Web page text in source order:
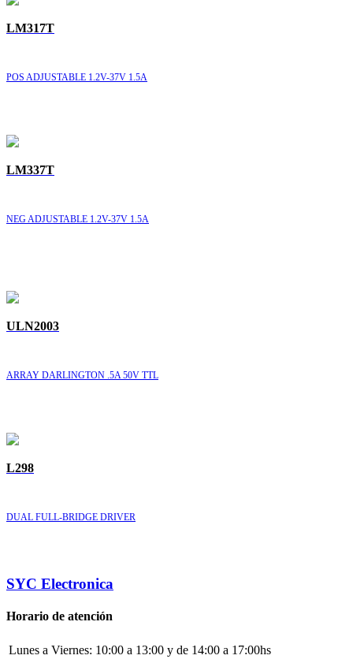
LM317T
POS ADJUSTABLE 1.2V-37V 1.5A
LM337T
NEG ADJUSTABLE 1.2V-37V 1.5A
ULN2003
ARRAY DARLINGTON .5A 50V TTL
L298
DUAL FULL-BRIDGE DRIVER
SYC Electronica
Horario de atención
Lunes a Viernes: 10:00 a 13:00 y de 14:00 a 17:00hs